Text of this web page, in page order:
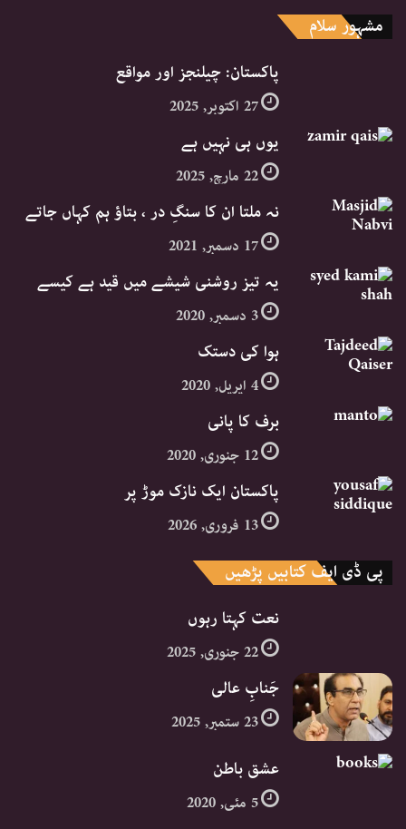
مشہور سلام
پاکستان: چیلنجز اور مواقع
27 اکتوبر, 2025
یوں ہی نہیں ہے
22 مارچ, 2025
نہ ملتا ان کا سنگِ در ، بتاؤ ہم کہاں جاتے
17 دسمبر, 2021
یہ تیز روشنی شیشے میں قید ہے کیسے
3 دسمبر, 2020
ہوا کی دستک
4 اپریل, 2020
برف کا پانی
12 جنوری, 2020
پاکستان ایک نازک موڑ پر
13 فروری, 2026
پی ڈی ایف کتابیں پڑھیں
نعت کہتا رہوں
22 جنوری, 2025
جَنابِ عالی
23 ستمبر, 2025
عشق باطن
5 مئی, 2020